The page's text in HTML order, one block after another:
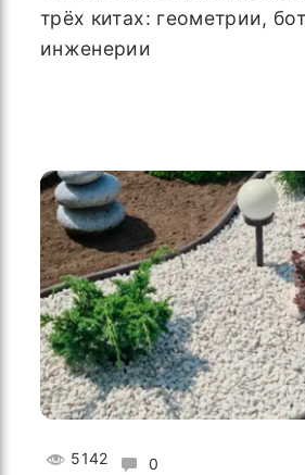
трёх китах: геометрии,
инженерии
5142 0